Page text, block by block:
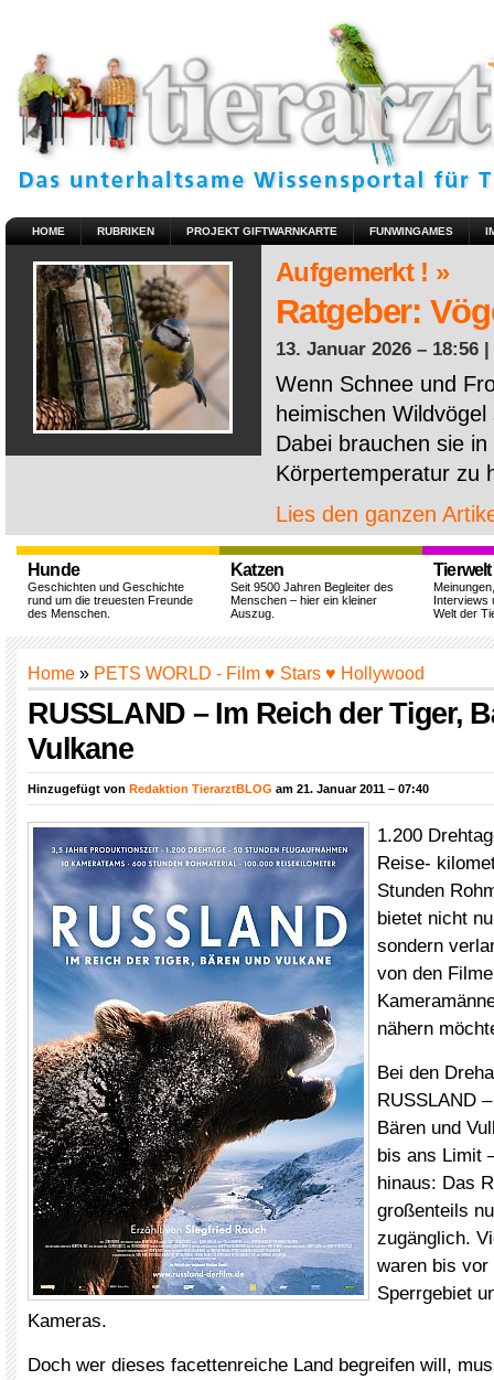
HOME RUBRIKEN PROJEKT GIFTWARNKARTE FUNWINGAMES
Aufgemerkt ! »
Ratgeber:
13. Januar 2026 – 18:56 |
Wenn Schnee und
heimischen
Dabei brauchen sie
Körpertemperatur zu
Lies den ganzen
Hunde
Geschichten und Geschichte
rund um die treuesten Freunde
des Menschen.
Katzen
Seit 9500 Jahren Begleiter des
Menschen – hier ein kleiner
Auszug.
Tierwelt
Interviews
Welt der
Home » PETS WORLD - Film ♥ Stars ♥ Hollywood
RUSSLAND – Im Reich der Tiger,
Vulkane
Hinzugefügt von Redaktion TierarztBLOG am 21. Januar 2011 – 07:40
1.200
Reise-
Stunden
bietet nicht
sondern
von den
nähern
Bei den
RUSSLAND
Bären und
bis ans Limit
hinaus: Das
großenteils
zugänglich.
waren bis
Sperrgebiet
Kameras.
Doch wer dieses facettenreiche Land begreifen will,